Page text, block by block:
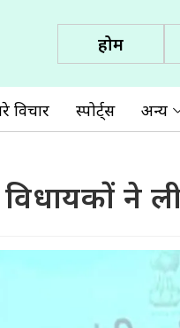
होम
विचार स्पोर्ट्स अन्य
ने